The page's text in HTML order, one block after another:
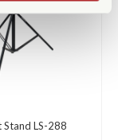
Stand LS-288